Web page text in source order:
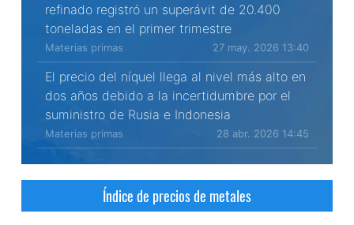
refinado registró un superávit de 20.400
toneladas en el primer trimestre
Materias primas 27 may. 2026 13:40
El precio del níquel llega al nivel más alto en
dos años debido a la incertidumbre por el
suministro de Rusia e Indonesia
Materias primas 28 abr. 2026 14:45
Índice de precios de metales